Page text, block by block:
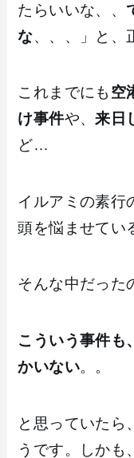
たらいいな、、
な、、、」と、
これまでにも 空
け事件や、来日
ど…
イルアミの素行
頭を悩ませてい
そんな中だった
こういう事件も
かいない。。
と思っていたら
うです。しかも